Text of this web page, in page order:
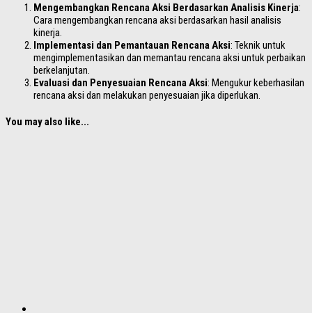
Mengembangkan Rencana Aksi Berdasarkan Analisis Kinerja:
Cara mengembangkan rencana aksi berdasarkan hasil analisis
kinerja.
Implementasi dan Pemantauan Rencana Aksi: Teknik untuk
mengimplementasikan dan memantau rencana aksi untuk perbaikan
berkelanjutan.
Evaluasi dan Penyesuaian Rencana Aksi: Mengukur keberhasilan
rencana aksi dan melakukan penyesuaian jika diperlukan.
You may also like...